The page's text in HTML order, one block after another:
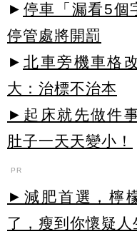
► 停車「漏看5個
停管處將開罰
► 北車旁機車格
大：治標不治本
►起床就先做件
肚子一天天變小！
PR
►減肥首選，檸
了，瘦到你懷疑人